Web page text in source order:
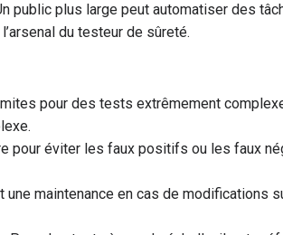
public plus large peut automatiser des
du testeur de sûreté.
pour des tests extrêmement
pour éviter les faux positifs ou les faux
maintenance en cas de modifications